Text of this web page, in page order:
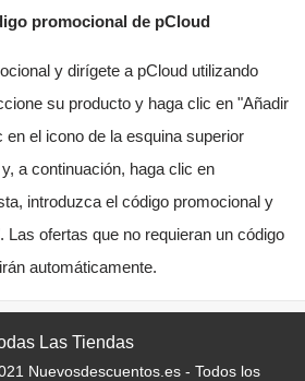
promocional de pCloud
y dirígete a pCloud utilizando
su producto y haga clic en "Añadir
en el icono de la esquina superior
a continuación, haga clic en
introduzca el código promocional y
Las ofertas que no requieran un código
automáticamente.
Las Tiendas
Nuevosdescuentos.es - Todos los